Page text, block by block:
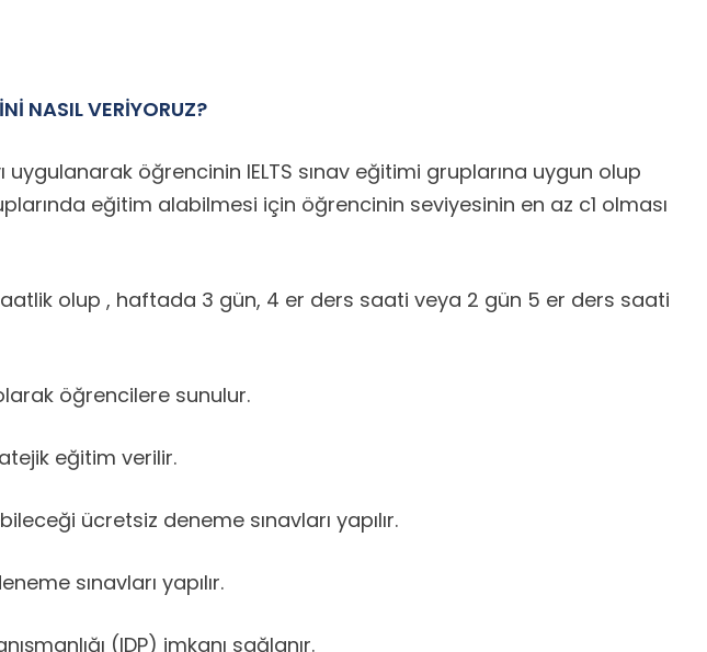
NASIL VERİYORUZ?
uygulanarak öğrencinin IELTS sınav eğitimi gruplarına uygun olup
eğitim alabilmesi için öğrencinin seviyesinin en az c1 olması
olup , haftada 3 gün, 4 er ders saati veya 2 gün 5 er ders saati
öğrencilere sunulur.
eğitim verilir.
ücretsiz deneme sınavları yapılır.
sınavları yapılır.
(IDP) imkanı sağlanır.